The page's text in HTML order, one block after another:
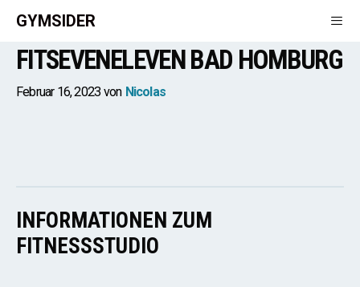
Zum
Inhalt
springen
GYMSIDER
FITSEVENELEVEN BAD HOMBURG
Februar 16, 2023 von Nicolas
INFORMATIONEN ZUM
FITNESSSTUDIO